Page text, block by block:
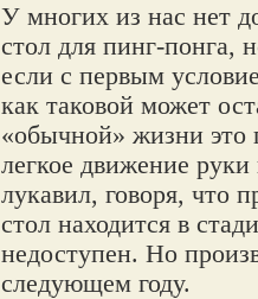
У многих из нас нет
стол для пинг-понга,
если с первым
как таковой может
«обычной» жизни это
легкое движение
лукавил, говоря, что
стол находится в
недоступен. Но
следующем году.